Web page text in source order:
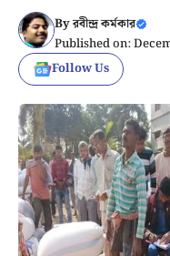
Byরবীন্দ্র কর্মকার
Published on:
Follow Us